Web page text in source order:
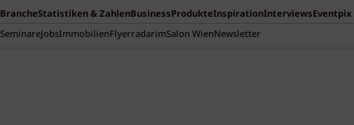
BrancheStatistiken & ZahlenBusinessProdukteInspirationInterviewsEventpix
SeminareJobsImmobilienFlyerradarimSalon WienNewsletter